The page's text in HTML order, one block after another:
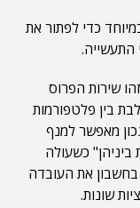
כדי לפתור את
התעשייה.
שירות הפרוס
צולבת בין פלטפורמות
מאפשר למנף
כשעולה
את העובדה
שונות.